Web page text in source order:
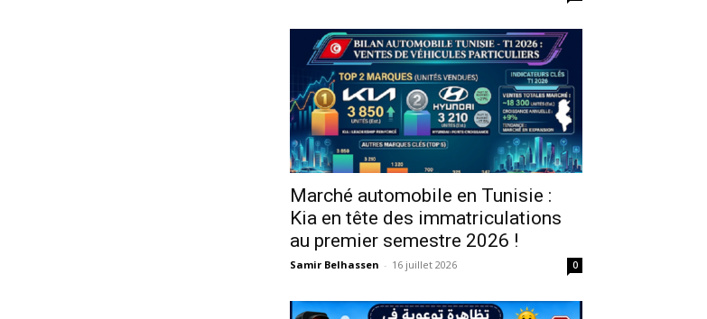
Marché automobile en Tunisie :
Kia en tête des immatriculations
au premier semestre 2026 !
Samir Belhassen - 16 juillet 2026 0